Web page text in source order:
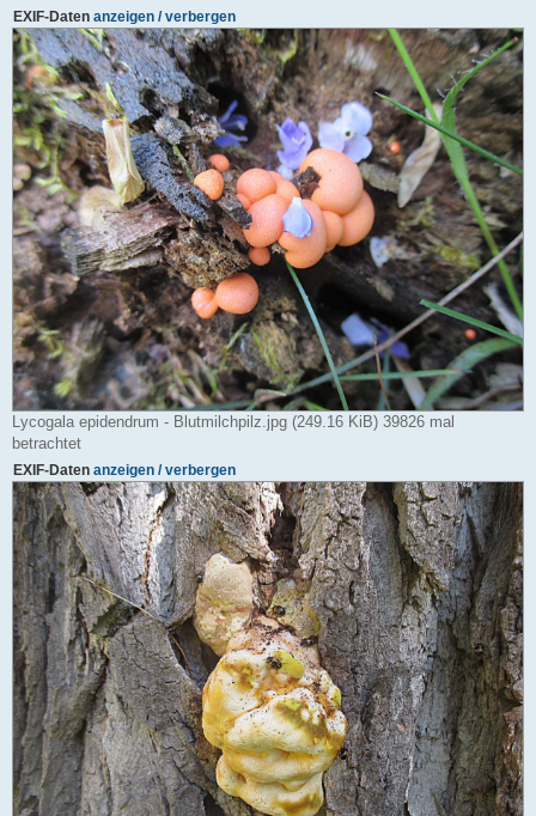
EXIF-Daten anzeigen / verbergen
Lycogala epidendrum - Blutmilchpilz.jpg (249.16 KiB) 39826 mal
betrachtet
EXIF-Daten anzeigen / verbergen